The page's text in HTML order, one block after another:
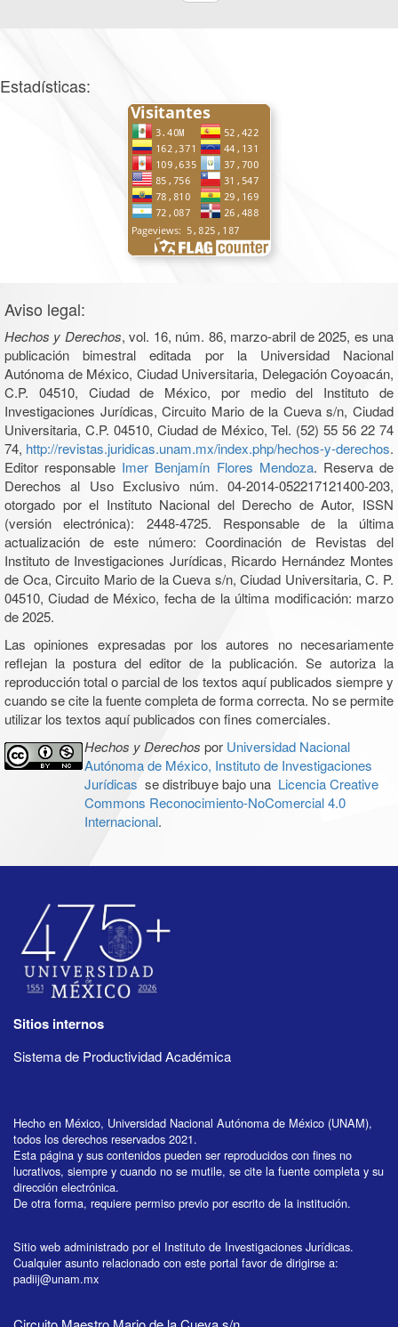
Estadísticas:
Aviso legal:
Hechos y Derechos, vol. 16, núm. 86, marzo-abril de 2025, es una
publicación bimestral editada por la Universidad Nacional
Autónoma de México, Ciudad Universitaria, Delegación Coyoacán,
C.P. 04510, Ciudad de México, por medio del Instituto de
Investigaciones Jurídicas, Circuito Mario de la Cueva s/n, Ciudad
Universitaria, C.P. 04510, Ciudad de México, Tel. (52) 55 56 22 74
74, http://revistas.juridicas.unam.mx/index.php/hechos-y-derechos.
Editor responsable Imer Benjamín Flores Mendoza. Reserva de
Derechos al Uso Exclusivo núm. 04-2014-052217121400-203,
otorgado por el Instituto Nacional del Derecho de Autor, ISSN
(versión electrónica): 2448-4725. Responsable de la última
actualización de este número: Coordinación de Revistas del
Instituto de Investigaciones Jurídicas, Ricardo Hernández Montes
de Oca, Circuito Mario de la Cueva s/n, Ciudad Universitaria, C. P.
04510, Ciudad de México, fecha de la última modificación: marzo
de 2025.
Las opiniones expresadas por los autores no necesariamente
reflejan la postura del editor de la publicación. Se autoriza la
reproducción total o parcial de los textos aquí publicados siempre y
cuando se cite la fuente completa de forma correcta. No se permite
utilizar los textos aquí publicados con fines comerciales.
Hechos y Derechos por Universidad Nacional
Autónoma de México, Instituto de Investigaciones
Jurídicas se distribuye bajo una Licencia Creative
Commons Reconocimiento-NoComercial 4.0
Internacional.
Sitios internos
Sistema de Productividad Académica
Hecho en México, Universidad Nacional Autónoma de México (UNAM),
todos los derechos reservados 2021.
Esta página y sus contenidos pueden ser reproducidos con fines no
lucrativos, siempre y cuando no se mutile, se cite la fuente completa y su
dirección electrónica.
De otra forma, requiere permiso previo por escrito de la institución.
Sitio web administrado por el Instituto de Investigaciones Jurídicas.
Cualquier asunto relacionado con este portal favor de dirigirse a:
padiij@unam.mx